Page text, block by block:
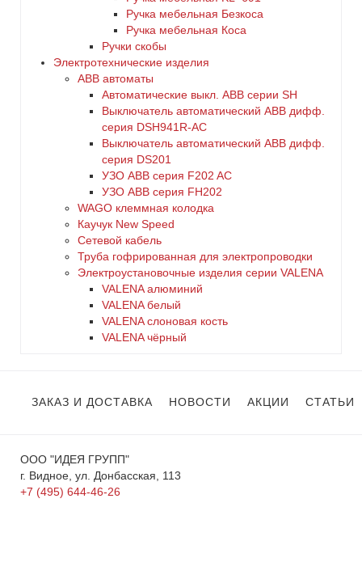
Ручка мебельная Безкоса
Ручка мебельная Коса
Ручки скобы
Электротехнические изделия
ABB автоматы
Автоматические выкл. ABB серии SH
Выключатель автоматический ABB дифф.
серия DSH941R-AC
Выключатель автоматический АВВ дифф.
серия DS201
УЗО ABB серия F202 AC
УЗО АВВ серия FH202
WAGO клеммная колодка
Каучук New Speed
Сетевой кабель
Труба гофрированная для электропроводки
Электроустановочные изделия серии VALENA
VALENA алюминий
VALENA белый
VALENA слоновая кость
VALENA чёрный
ЗАКАЗ И ДОСТАВКА НОВОСТИ АКЦИИ СТАТЬИ
ООО "ИДЕЯ ГРУПП"
г. Видное, ул. Донбасская, 113
+7 (495) 644-46-26